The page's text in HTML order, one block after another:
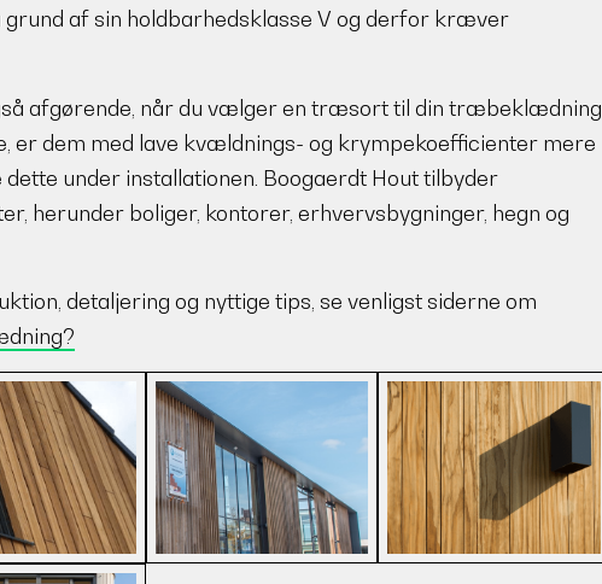
grund af sin holdbarhedsklasse V og derfor kræver
afgørende, når du vælger en træsort til din træbeklædning.
er dem med lave kvældnings- og krympekoefficienter mere
under installationen. Boogaerdt Hout tilbyder
herunder boliger, kontorer, erhvervsbygninger, hegn og
detaljering og nyttige tips, se venligst siderne om